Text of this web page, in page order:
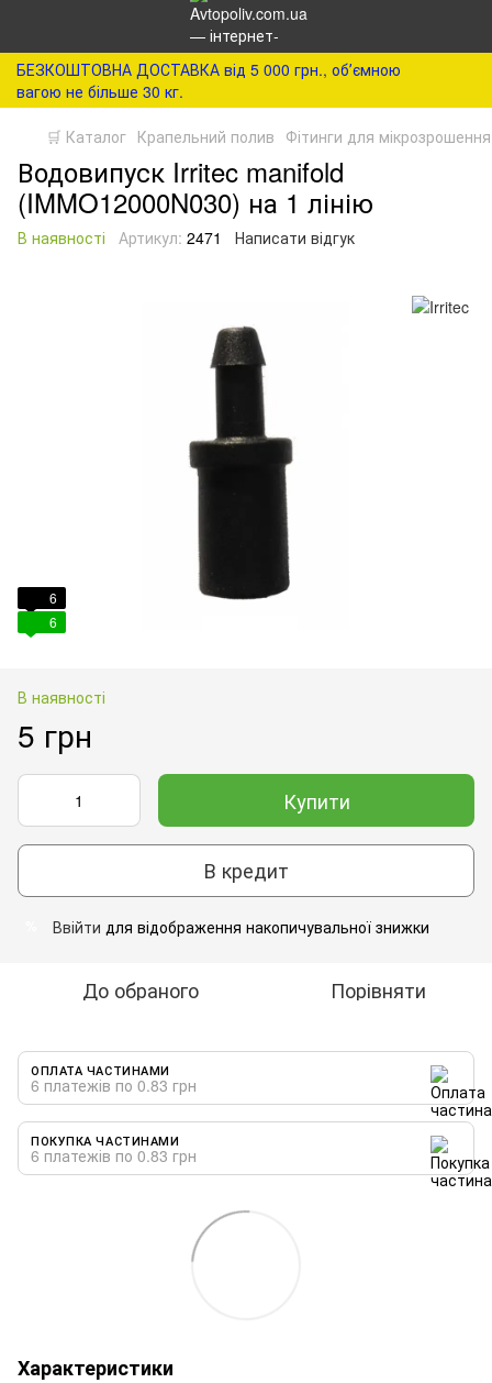
БЕЗКОШТОВНА ДОСТАВКА від 5 000 грн., обʼємною
вагою не більше 30 кг.
🛒 Каталог Крапельний полив Фітинги для мікрозрошення
Водовипуск Irritec manifold
(IMMO12000N030) на 1 лінію
В наявності Артикул: 2471 Написати відгук
6
6
В наявності
5 грн
Купити
В кредит
Ввійти для відображення накопичувальної знижки
До обраного Порівняти
ОПЛАТА ЧАСТИНАМИ
6 платежів по 0.83 грн
ПОКУПКА ЧАСТИНАМИ
6 платежів по 0.83 грн
Характеристики